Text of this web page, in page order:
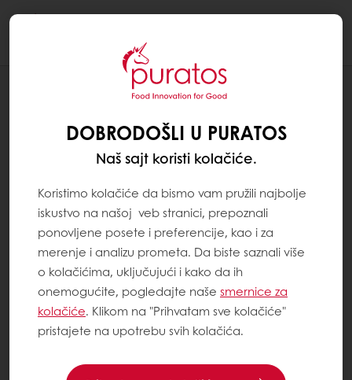
DOBRODOŠLI U PURATOS
Naš sajt koristi kolačiće.
Koristimo kolačiće da bismo vam pružili najbolje
iskustvo na našoj veb stranici, prepoznali
ponovljene posete i preferencije, kao i za
merenje i analizu prometa. Da biste saznali više
o kolačićima, uključujući i kako da ih
onemogućite, pogledajte naše smernice za
kolačiće. Klikom na "Prihvatam sve kolačiće"
pristajete na upotrebu svih kolačića.